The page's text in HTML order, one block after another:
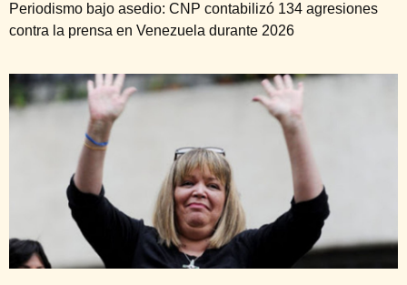
Periodismo bajo asedio: CNP contabilizó 134 agresiones
contra la prensa en Venezuela durante 2026